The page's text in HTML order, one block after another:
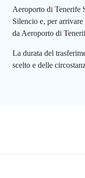
Aeroporto di Tenerife
Silencio e, per
da Aeroporto di
La durata del
scelto e delle